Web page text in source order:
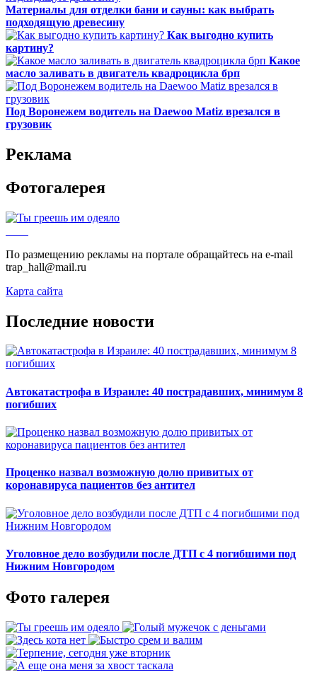
Материалы для отделки бани и сауны: как выбрать
подходящую древесину
Как выгодно купить
картину?
Какое
масло заливать в двигатель квадроцикла брп
Под Воронежем водитель на Daewoo Matiz врезался в
грузовик
Реклама
Фотогалерея
По размещению рекламы на портале обращайтесь на e-mail
trap_hall@mail.ru
Карта сайта
Последние новости
Автокатастрофа в Израиле: 40 пострадавших, минимум 8
погибших
Проценко назвал возможную долю привитых от
коронавируса пациентов без антител
Уголовное дело возбудили после ДТП с 4 погибшими под
Нижним Новгородом
Фото галерея